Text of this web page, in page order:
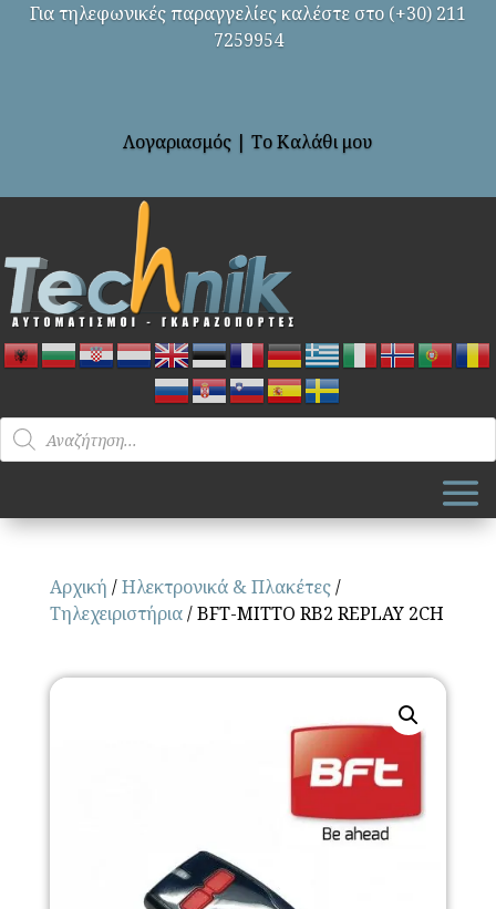
Για τηλεφωνικές παραγγελίες καλέστε στο (+30) 211
7259954
Λογαριασμός | Το Καλάθι μου
Products
search
Αρχική /Ηλεκτρονικά & Πλακέτες/
Τηλεχειριστήρια/ BFT-MITTO RB2 REPLAY 2CH